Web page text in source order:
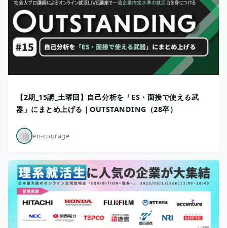
【2期_15講_土曜回】自己分析を「ES・面接で使える武
器」にまとめ上げる｜OUTSTANDING（28卒）
en-courage